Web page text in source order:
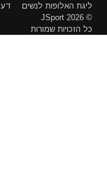
ליגת האלופות לנשים
© 2026 JSport
כל הזכויות שמורות